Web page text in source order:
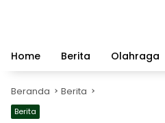
Home
Berita Olahraga
Beranda Berita
Berita